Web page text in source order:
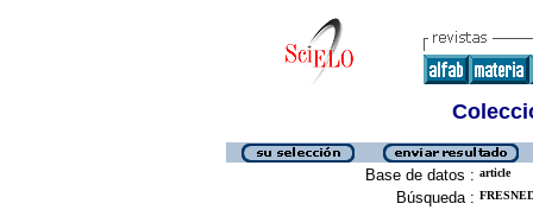
Base de datos : article
Búsqueda :